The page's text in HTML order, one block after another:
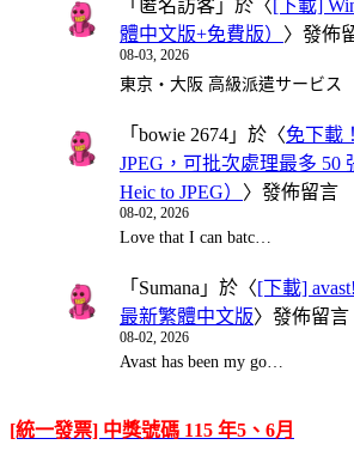
「 匿名訪客 」於〈[下載]
體中文版+免費版） 〉發佈
08-03, 2026
東京・大阪 高級派遣サービス
「 bowie 2674 」於〈免下載
JPEG，可批次處理最多 50
Heic to JPEG） 〉發佈留言
08-02, 2026
Love that I can batc…
「 Sumana 」於〈[下載]
最新繁體中文版〉發佈留言
08-02, 2026
Avast has been my go…
[統一發票] 中獎號碼 115 年5、6月